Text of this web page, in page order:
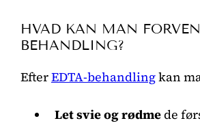
HVAD KAN MAN
BEHANDLING?
EfterEDTA-behandlingkan
Let svie og rødmede